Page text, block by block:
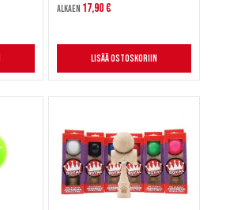
Alkaen 17,90 €
Lisää ostoskoriin